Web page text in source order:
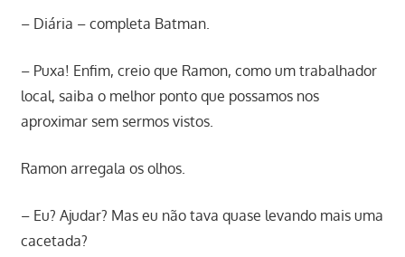
– Diária – completa Batman.
– Puxa! Enfim, creio que Ramon, como um trabalhador
local, saiba o melhor ponto que possamos nos
aproximar sem sermos vistos.
Ramon arregala os olhos.
– Eu? Ajudar? Mas eu não tava quase levando mais uma
cacetada?